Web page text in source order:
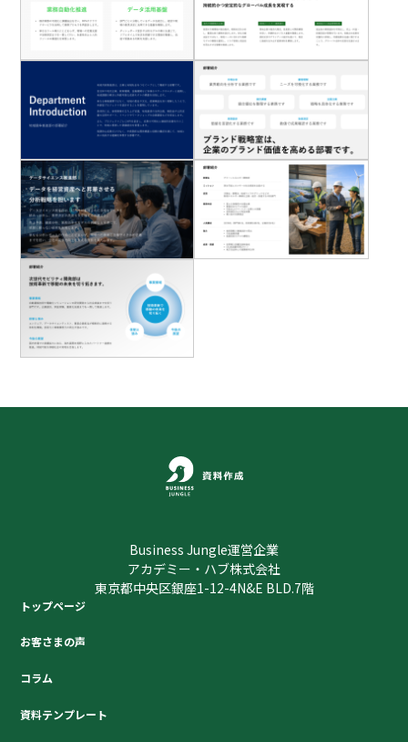
Business Jungle運営企業
アカデミー・ハブ株式会社
東京都中央区銀座1-12-4N&E BLD.7階
トップページ
お客さまの声
コラム
資料テンプレート